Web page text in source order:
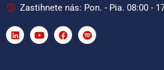
Zastihnete nás: Pon. - Pia. 08:00 -